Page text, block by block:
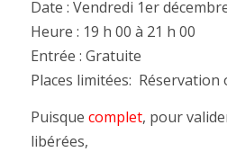
Date : Vendredi 1er
Heure : 19 h 00 à 21 h 00
Entrée : Gratuite
Places limitées:
Puisque complet, pour
libérées,